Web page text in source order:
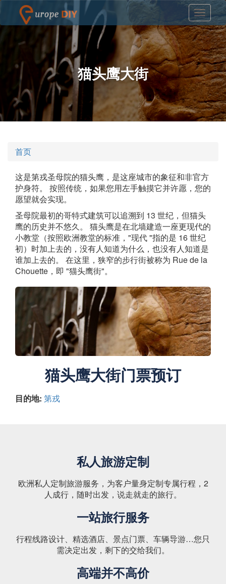
猫头鹰大街
首页
这是第戎圣母院的猫头鹰，是这座城市的象征和非官方
护身符。 按照传统，如果您用左手触摸它并许愿，您的
愿望就会实现。
圣母院最初的哥特式建筑可以追溯到 13 世纪，但猫头
鹰的历史并不悠久。 猫头鹰是在北墙建造一座更现代的
小教堂（按照欧洲教堂的标准，"现代 "指的是 16 世纪
初）时加上去的，没有人知道为什么，也没有人知道是
谁加上去的。 在这里，狭窄的步行街被称为 Rue de la
Chouette，即 "猫头鹰街"。
猫头鹰大街门票预订
目的地: 第戎
私人旅游定制
欧洲私人定制旅游服务，为客户量身定制专属行程，2
人成行，随时出发，说走就走的旅行。
一站旅行服务
行程线路设计、精选酒店、景点门票、车辆导游…您只
需决定出发，剩下的交给我们。
高端并不高价